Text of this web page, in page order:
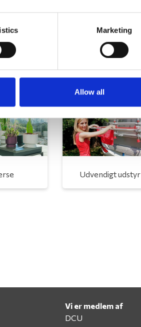
Marketing
Allow all
Udvendigt udstyr
Vi er medlem af
DCU